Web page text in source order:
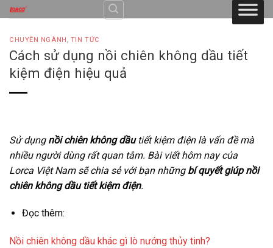
Skip
to
content
CHUYÊN NGÀNH , TIN TỨC
Cách sử dụng nồi chiên không dầu tiết
kiệm điện hiệu quả
Sử dụng nồi chiên không dầutiết kiệm điện là vấn đề mà
nhiều người dùng rất quan tâm. Bài viết hôm nay của
Lorca Việt Nam sẽ chia sẻ với bạn những bí quyết giúp nồi
chiên không dầu tiết kiệm điện.
Đọc thêm:
Nồi chiên không dầu khác gì lò nướng thủy tinh?